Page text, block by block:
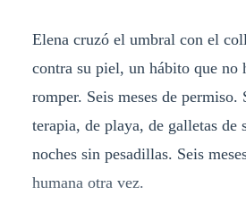
Elena cruzó el umbral con el
contra su piel, un hábito que no
romper. Seis meses de permiso.
terapia, de playa, de galletas de
noches sin pesadillas. Seis
humana otra vez.